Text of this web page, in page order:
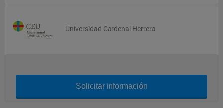
Universidad Cardenal Herrera
Solicitar información